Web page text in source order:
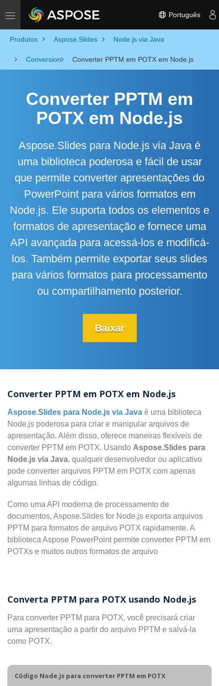
Toggle navigation Português
Produtos Aspose.Slides Node.js via Java
Conversion Converter PPTM em POTX em Node.js
Converter PPTM em
POTX em Node.js
Aspose.Slides para Node.js via Java é
uma biblioteca poderosa e fácil de usar
que permite converter apresentações do
PowerPoint para vários formatos em
Node.js. Ele suporta todos os elementos e
formatos de apresentação e fornece uma
API avançada para acessá-los e modificá-
los. Também permite exportar seus slides
para vários formatos para processamento
ou compartilhamento posterior.
Baixar
Converter PPTM em POTX em Node.js
Aspose.Slides para Node.js via Java é uma biblioteca
Node.js poderosa para criar e manipular arquivos de
apresentação. Além disso, oferece maneiras flexíveis de
converter PPTM em POTX. Usando Aspose.Slides para
Node.js via Java, qualquer desenvolvedor ou aplicativo
pode converter arquivos PPTM em POTX com apenas
algumas linhas de código.
Como uma API moderna de processamento de
documentos, Aspose.Slides for Node.js exporta arquivos
PPTM para formatos de arquivo POTX rapidamente. A
biblioteca Aspose PowerPoint permite converter PPTM em
POTXs e muitos outros formatos de arquivo
Converta PPTM para POTX usando Node.js
Para converter PPTM para POTX, você precisará criar
uma apresentação a partir do arquivo PPTM e salvá-la
como POTX.
Código Node.js para converter PPTM em POTX